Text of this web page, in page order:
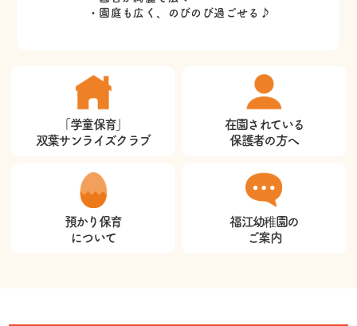
・園庭も広く、のびのび過ごせる♪
「学童保育」
双葉サンライズクラブ
在園されている
保護者の方へ
預かり保育
について
福江幼稚園の
ご案内